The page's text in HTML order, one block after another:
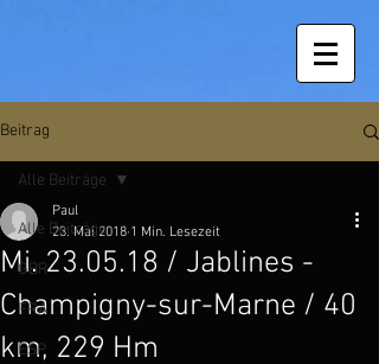
Beitrag
Alle Beiträge
GBR
FRA
ESP
Alle Beiträge
Mi. 23.05.18 / Jablines -
Champigny-sur-Marne / 40
km, 229 Hm
Paul
23. Mai 2018 1 Min. Lesezeit